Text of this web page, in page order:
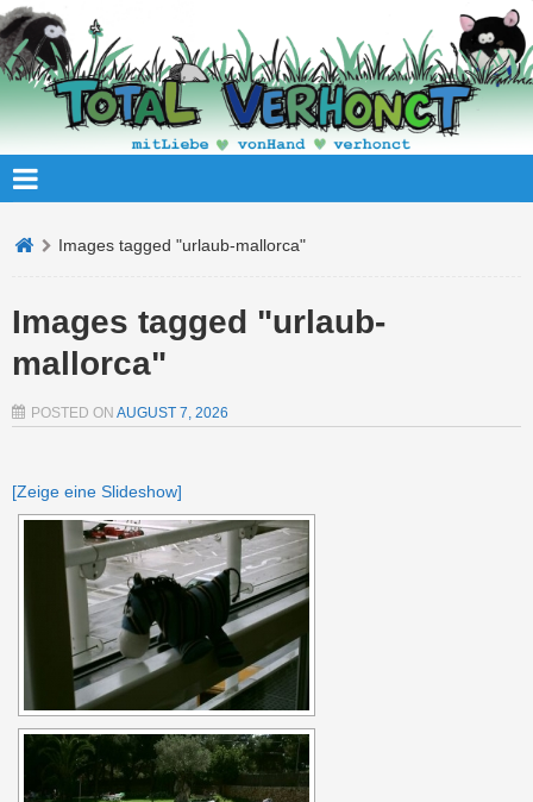
Images tagged "urlaub-mallorca"
Images tagged "urlaub-
mallorca"
POSTED ON AUGUST 7, 2026
[Zeige eine Slideshow]